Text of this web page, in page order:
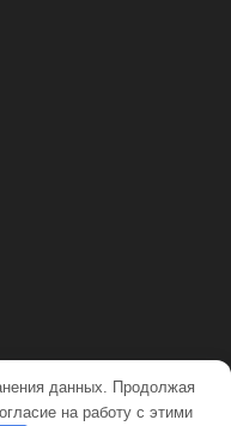
данных. Продолжая
на работу с этими